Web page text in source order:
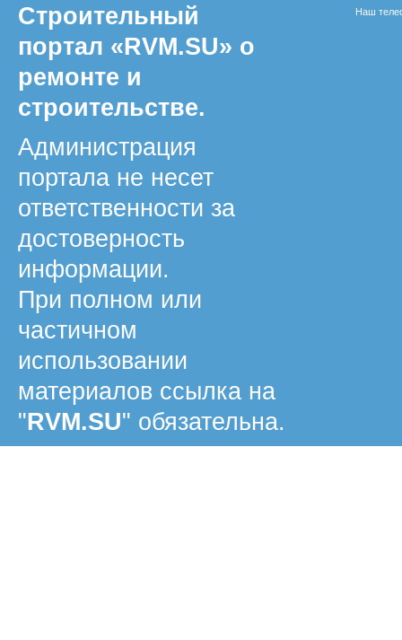
Строительный
портал «RVM.SU» о
ремонте и
строительстве.
Администрация
портала не несет
ответственности за
достоверность
информации.
При полном или
частичном
использовании
материалов ссылка на
"RVM.SU" обязательна.
Наш